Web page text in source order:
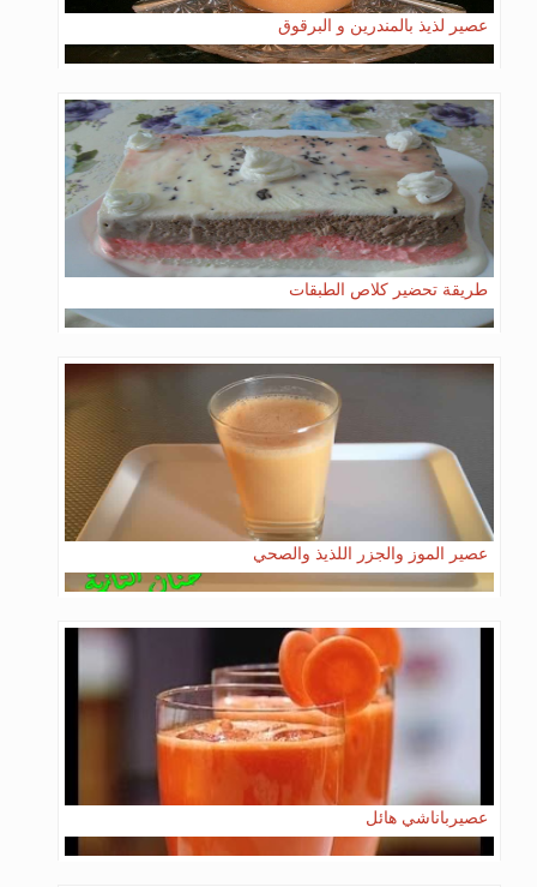
عصير لذيذ بالمندرين و البرقوق
طريقة تحضير كلاص الطبقات
عصير الموز والجزر اللذيذ والصحي
عصيرباناشي هائل